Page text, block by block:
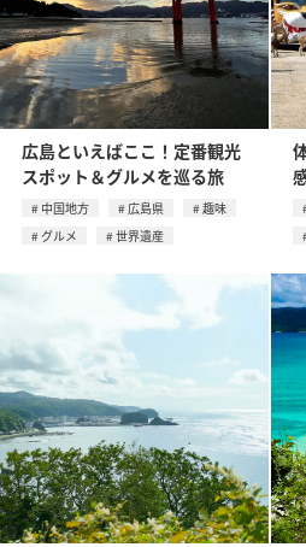
広島といえばここ！定番観光
スポット＆グルメを巡る旅
中国地方 広島県
趣味
グルメ
世界遺産